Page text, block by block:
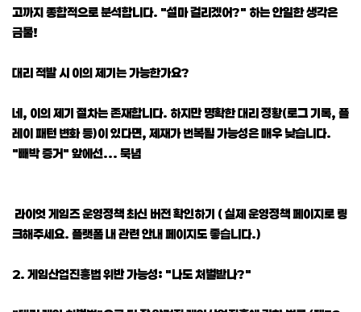
고까지 종합적으로 분석합니다. "설마 걸리겠어?" 하는 안일한 생각은
금물!
대리 적발 시 이의 제기는 가능한가요?
네, 이의 제기 절차는 존재합니다. 하지만 명확한 대리 정황(로그 기록, 플
레이 패턴 변화 등)이 있다면, 제재가 번복될 가능성은 매우 낮습니다.
"빼박 증거" 앞에선... 묵념
라이엇 게임즈 운영정책 최신 버전 확인하기 ( 실제 운영정책 페이지로 링
크해주세요. 플랫폼 내 관련 안내 페이지도 좋습니다.)
2. 게임산업진흥법 위반 가능성: "나도 처벌받나?"